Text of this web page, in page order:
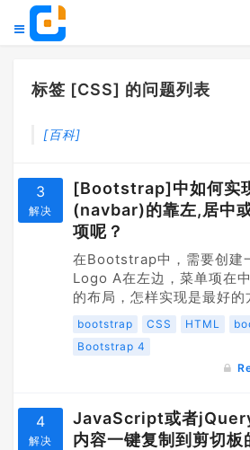
标签 [CSS] 的问题列表
[百科]
3
解决
[Bootstrap]中如何实
(navbar)的靠左,居中
项呢？
在Bootstrap中，需要创建
Logo A在左边，菜单项在
的布局，怎样实现是最好的
bootstrap CSS HTML
Bootstrap 4
4
解决
JavaScript或者
内容一键复制到剪切板